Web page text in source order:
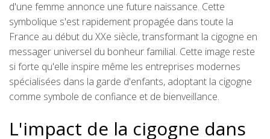
d'une femme annonce une future naissance. Cette
symbolique s'est rapidement propagée dans toute la
France au début du XXe siècle, transformant la cigogne en
messager universel du bonheur familial. Cette image reste
si forte qu'elle inspire même les entreprises modernes
spécialisées dans la garde d'enfants, adoptant la cigogne
comme symbole de confiance et de bienveillance.
L'impact de la cigogne dans